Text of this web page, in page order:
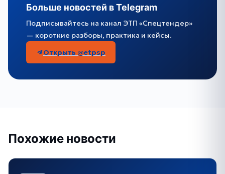
Больше новостей в Telegram
Подписывайтесь на канал ЭТП «Спецтендер»
— короткие разборы, практика и кейсы.
Открыть @etpsp
Похожие новости